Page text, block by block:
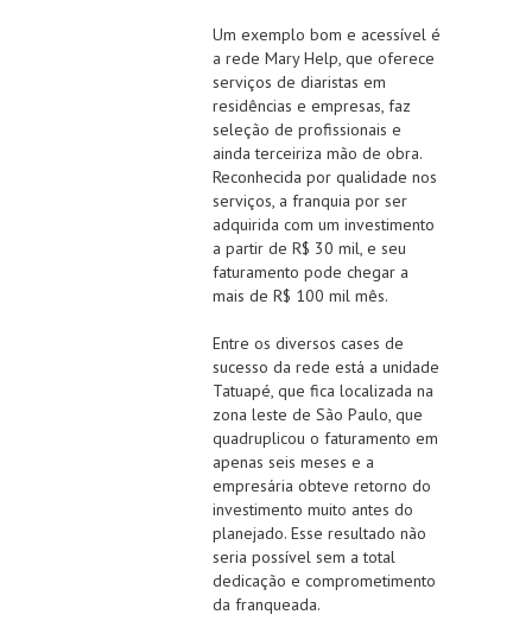
Um exemplo bom e acessível é
a rede Mary Help, que oferece
serviços de diaristas em
residências e empresas, faz
seleção de profissionais e
ainda terceiriza mão de obra.
Reconhecida por qualidade nos
serviços, a franquia por ser
adquirida com um investimento
a partir de R$ 30 mil, e seu
faturamento pode chegar a
mais de R$ 100 mil mês.
Entre os diversos cases de
sucesso da rede está a unidade
Tatuapé, que fica localizada na
zona leste de São Paulo, que
quadruplicou o faturamento em
apenas seis meses e a
empresária obteve retorno do
investimento muito antes do
planejado. Esse resultado não
seria possível sem a total
dedicação e comprometimento
da franqueada.